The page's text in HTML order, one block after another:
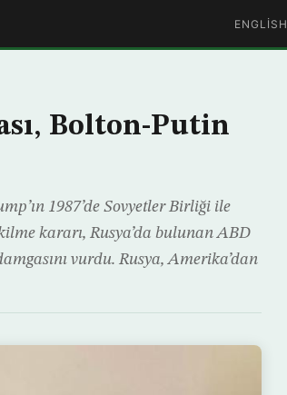
ENGLISH
Bolton-Putin
1987’de Sovyetler Birliği ile
kararı, Rusya’da bulunan ABD
vurdu. Rusya, Amerika’dan